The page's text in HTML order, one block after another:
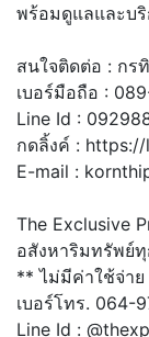
พร้อมดูแลและบ
สนใจติดต่อ : กร
เบอร์มือถือ :
Line Id :
กดลิ้งค์ :
E-mail :
The Exclusive
อสังหาริมทรัพย์ทุ
** ไม่มีค่าใช้จ่า
เบอร์โทร. 064-
Line Id :